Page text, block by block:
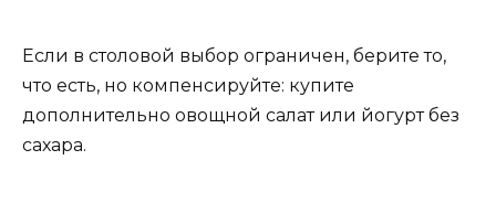
Если в столовой выбор ограничен, берите то,
что есть, но компенсируйте: купите
дополнительно овощной салат или йогурт без
сахара.